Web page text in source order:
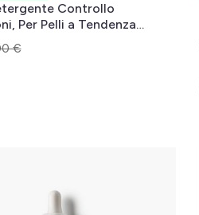
Controllo
Per Pelli a Tendenza
Acido Salicilico e
Sebo-Assorbente, 236 ml
€
carrello